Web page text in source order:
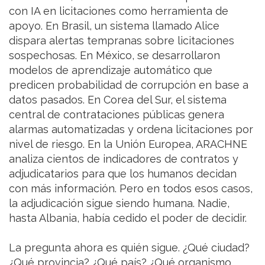
con IA en licitaciones como herramienta de
apoyo. En Brasil, un sistema llamado Alice
dispara alertas tempranas sobre licitaciones
sospechosas. En México, se desarrollaron
modelos de aprendizaje automático que
predicen probabilidad de corrupción en base a
datos pasados. En Corea del Sur, el sistema
central de contrataciones públicas genera
alarmas automatizadas y ordena licitaciones por
nivel de riesgo. En la Unión Europea, ARACHNE
analiza cientos de indicadores de contratos y
adjudicatarios para que los humanos decidan
con más información. Pero en todos esos casos,
la adjudicación sigue siendo humana. Nadie,
hasta Albania, había cedido el poder de decidir.
La pregunta ahora es quién sigue. ¿Qué ciudad?